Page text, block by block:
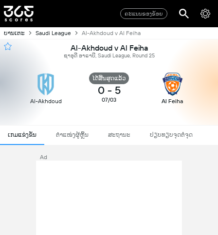
ຄະແນນຂອງຂ້ອຍ
ບານເຕະ Saudi League Al-Akhdoud v Al Feiha
Al-Akhdoud v Al Feiha
ຊາອຸດີ ອາຣາບີ, Saudi League, Round 25
Al-Akhdoud
ໄດ້ສິ້ນສຸດແລ້ວ
0 - 5
07/03 Al Feiha
ເກມແຂ່ງຂັນ ຕຳແໜ່ງຜູ້ຫຼິ້ນ ສະຖານະ ປຽບທຽບຈຸດຕໍ່ຈຸດ
Ad